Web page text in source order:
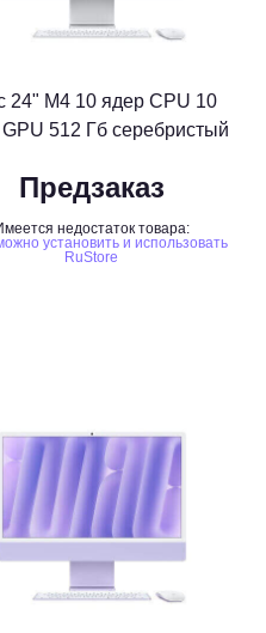
24" M4 10 ядер CPU 10
512 Гб серебристый
Предзаказ
недостаток товара:
установить и использовать
RuStore